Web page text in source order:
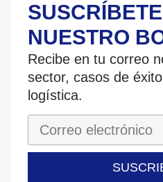
NUESTRO
Recibe en tu correo
sector, casos de
logística.